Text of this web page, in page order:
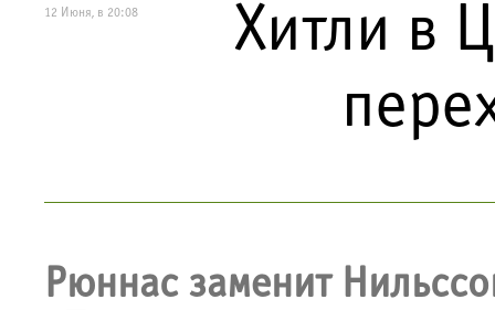
12 Июня, в 20:08
Хитли в
Рюннас заменит